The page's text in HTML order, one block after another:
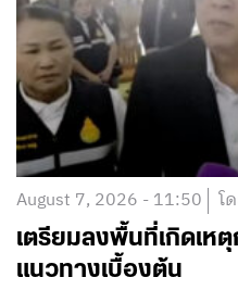
August 7, 2026 - 11:50 โ
เตรียมลงพื้นที่เกิดเห
แนวทางเบื้องต้น